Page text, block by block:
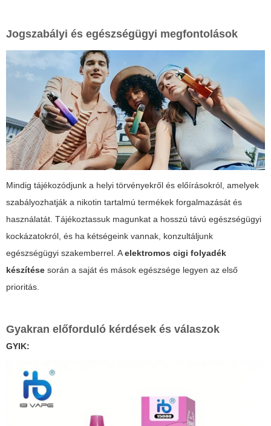
Jogszabályi és egészségügyi megfontolások
Mindig tájékozódjunk a helyi törvényekről és előírásokról, amelyek
szabályozhatják a nikotin tartalmú termékek forgalmazását és
használatát. Tájékoztassuk magunkat a hosszú távú egészségügyi
kockázatokról, és ha kétségeink vannak, konzultáljunk
egészségügyi szakemberrel. Aelektromos cigi folyadék
készítése során a saját és mások egészsége legyen az első
prioritás.
Gyakran előforduló kérdések és válaszok
GYIK: